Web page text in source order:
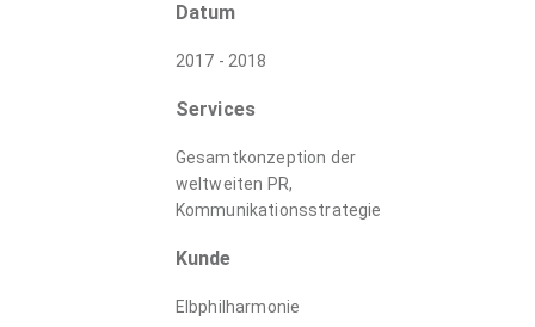
Datum
2017 - 2018
Services
Gesamtkonzeption der
weltweiten PR,
Kommunikationsstrategie
Kunde
Elbphilharmonie